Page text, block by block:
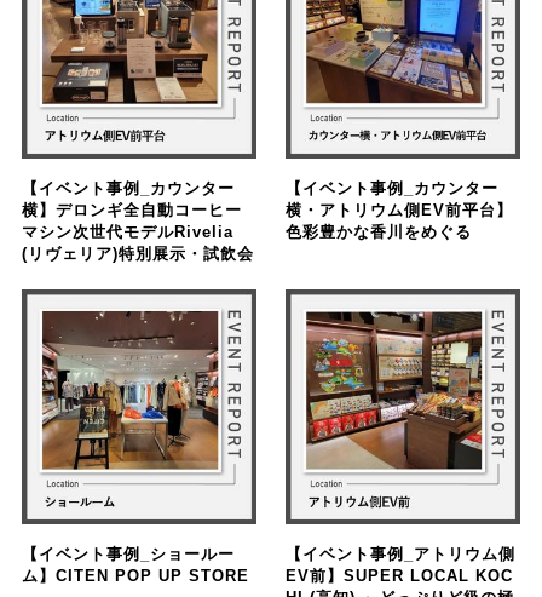
【イベント事例_カウンター
横】デロンギ全自動コーヒー
マシン次世代モデルRivelia
(リヴェリア)特別展示・試飲会
【イベント事例_カウンター
横・アトリウム側EV前平台】
色彩豊かな香川をめぐる
【イベント事例_ショールー
ム】CITEN POP UP STORE
【イベント事例_アトリウム側
EV前】SUPER LOCAL KOC